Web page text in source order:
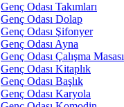
Genç Odası Takımları
Genç Odası Dolap
Genç Odası Şifonyer
Genç Odası Ayna
Genç Odası Çalışma Masası
Genç Odası Kitaplık
Genç Odası Başlık
Genç Odası Karyola